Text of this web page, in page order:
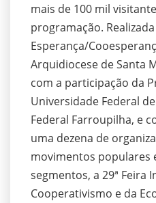
mais de 100 mil
programação.
Esperança/
Arquidiocese de Santa
com a participação da
Universidade Federal
Federal Farroupilha, e
uma dezena de
movimentos populares
segmentos, a 29ª Feira
Cooperativismo e da